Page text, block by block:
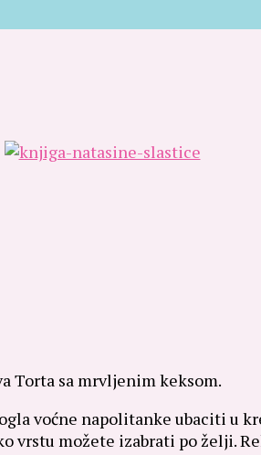
Torta sa mrvljenim keksom.
voćne napolitanke ubaciti u
vrstu možete izabrati po želji.